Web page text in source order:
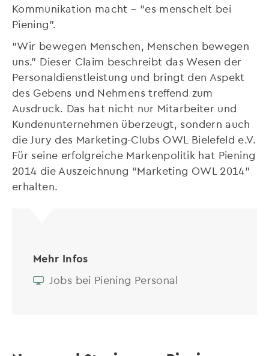
Kommunikation macht – “es menschelt bei
Piening”.
“Wir bewegen Menschen, Menschen bewegen
uns.” Dieser Claim beschreibt das Wesen der
Personaldienstleistung und bringt den Aspekt
des Gebens und Nehmens treffend zum
Ausdruck. Das hat nicht nur Mitarbeiter und
Kundenunternehmen überzeugt, sondern auch
die Jury des Marketing-Clubs OWL Bielefeld e.V.
Für seine erfolgreiche Markenpolitik hat Piening
2014 die Auszeichnung “Marketing OWL 2014”
erhalten.
Mehr Infos
Jobs bei Piening Personal